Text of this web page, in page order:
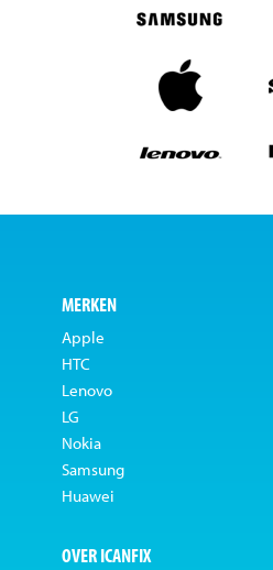
MERKEN
Apple
HTC
Lenovo
LG
Nokia
Samsung
Huawei
OVER ICANFIX